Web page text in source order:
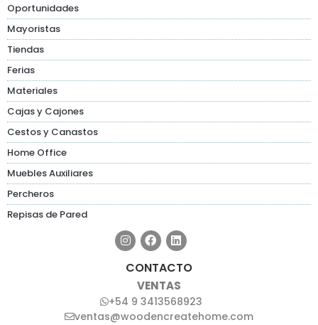
Oportunidades
Mayoristas
Tiendas
Ferias
Materiales
Cajas y Cajones
Cestos y Canastos
Home Office
Muebles Auxiliares
Percheros
Repisas de Pared
CONTACTO
VENTAS
+54 9 3413568923
ventas@woodencreatehome.com